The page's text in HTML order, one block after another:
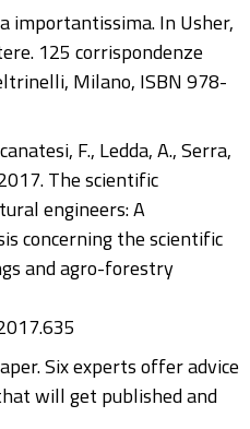
importantissima. In Usher,
125 corrispondenze
Milano, ISBN 978-
F., Ledda, A., Serra,
The scientific
engineers: A
concerning the scientific
and agro-forestry
Six experts offer advice
will get published and